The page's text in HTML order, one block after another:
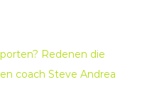
Redenen die
coach Steve Andrea